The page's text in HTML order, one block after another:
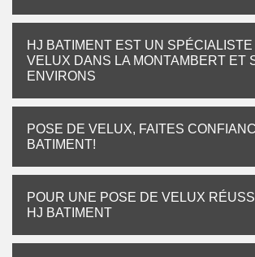
HJ BATIMENT EST UN
VELUX DANS LA MONTAMBERT ET
ENVIRONS
POSE DE VELUX, FAITES
BATIMENT!
POUR UNE POSE DE VELUX
HJ BATIMENT